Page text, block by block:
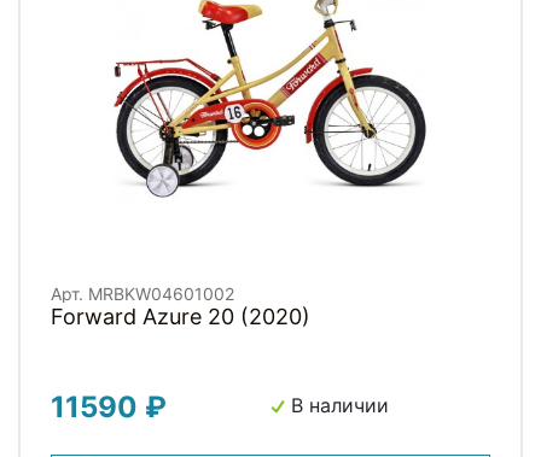
Арт. MRBKW04601002
Forward Azure 20 (2020)
11590 ₽ В наличии